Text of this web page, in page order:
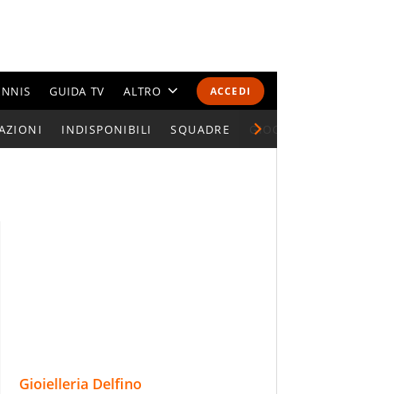
ACCEDI
GUIDA TV ALTRO
CALENDARI E CLASSIFICHE
INDISPONIBILI SQUADRE GIOCATORI SERIE A
Gioielleria Delfino